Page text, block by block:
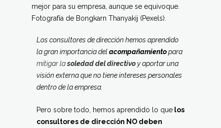
mejor para su empresa, aunque se equivoque.
Fotografía de Bongkarn Thanyakij (Pexels).
Los consultores de dirección hemos aprendido
la gran importancia delacompañamientopara
mitigar lasoledad del directivoy aportar una
visión externa que no tiene intereses personales
dentro de la empresa.
Pero sobre todo, hemos aprendido lo que los
consultores de dirección NO deben